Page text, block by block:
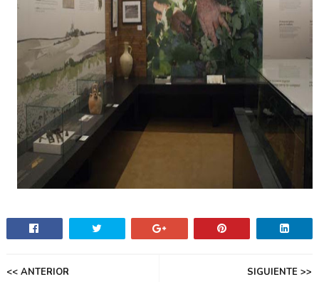
SIGUIENTE >>
<< ANTERIOR